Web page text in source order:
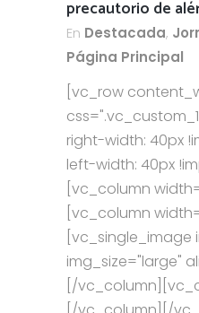
precautorio de
En Destacada,
Página Principal
[vc_row
right-width: 40px
left-width: 40px
[vc_column
[vc_column
[vc_single_image
img_size="large"
[/